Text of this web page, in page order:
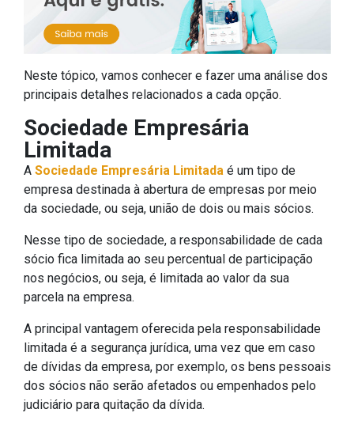
Neste tópico, vamos conhecer e fazer uma análise dos
principais detalhes relacionados a cada opção.
Sociedade Empresária
Limitada
A Sociedade Empresária Limitada é um tipo de
empresa destinada à abertura de empresas por meio
da sociedade, ou seja, união de dois ou mais sócios.
Nesse tipo de sociedade, a responsabilidade de cada
sócio fica limitada ao seu percentual de participação
nos negócios, ou seja, é limitada ao valor da sua
parcela na empresa.
A principal vantagem oferecida pela responsabilidade
limitada é a segurança jurídica, uma vez que em caso
de dívidas da empresa, por exemplo, os bens pessoais
dos sócios não serão afetados ou empenhados pelo
judiciário para quitação da dívida.